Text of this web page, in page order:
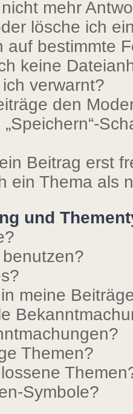
mehr
lösche ich
auf bestimmte
keine
verwarnt?
den
Beitrag erst
ein Thema als
und
meine
Themen?
Symbole?